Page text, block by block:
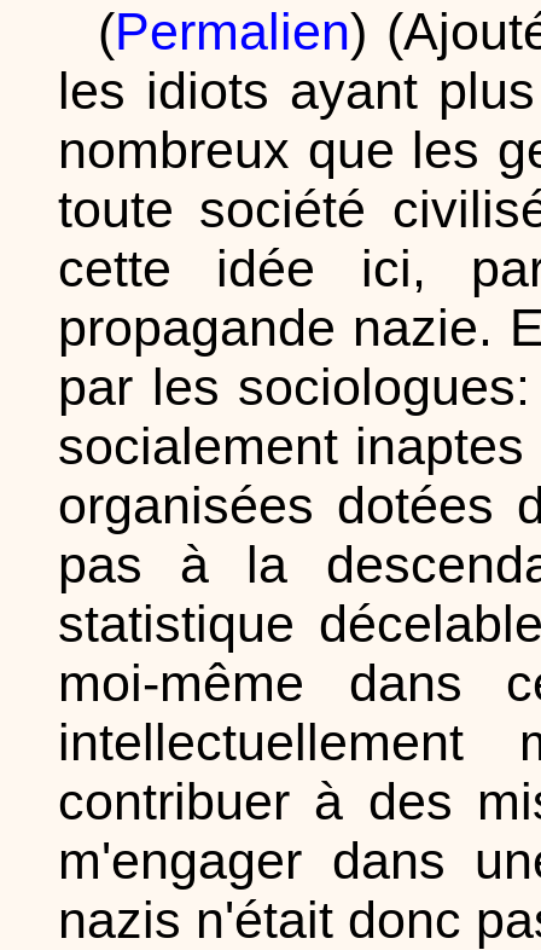
(Permalien)
les idiots ayant
nombreux que les
toute société
cette idée ici,
propagande nazie.
par les
socialement
organisées dotées
pas à la
statistique
moi-même dans
contribuer à des
m'engager dans
nazis n'était donc